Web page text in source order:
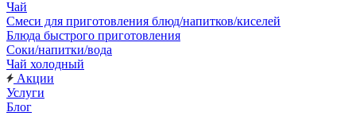
Чай
Смеси для приготовления блюд/напитков/киселей
Блюда быстрого приготовления
Соки/напитки/вода
Чай холодный
Акции
Услуги
Блог